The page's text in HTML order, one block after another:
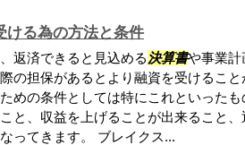
ける為の方法と条件
返済できると見込める 決算書や事業計
の担保があるとより融資を受けるこ
めの条件としては特にこれといった
と、収益を上げることが出来ること
ってきます。 ブレイクス...